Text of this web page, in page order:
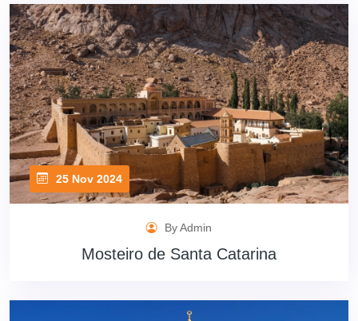
25 Nov 2024
By Admin
Mosteiro de Santa Catarina